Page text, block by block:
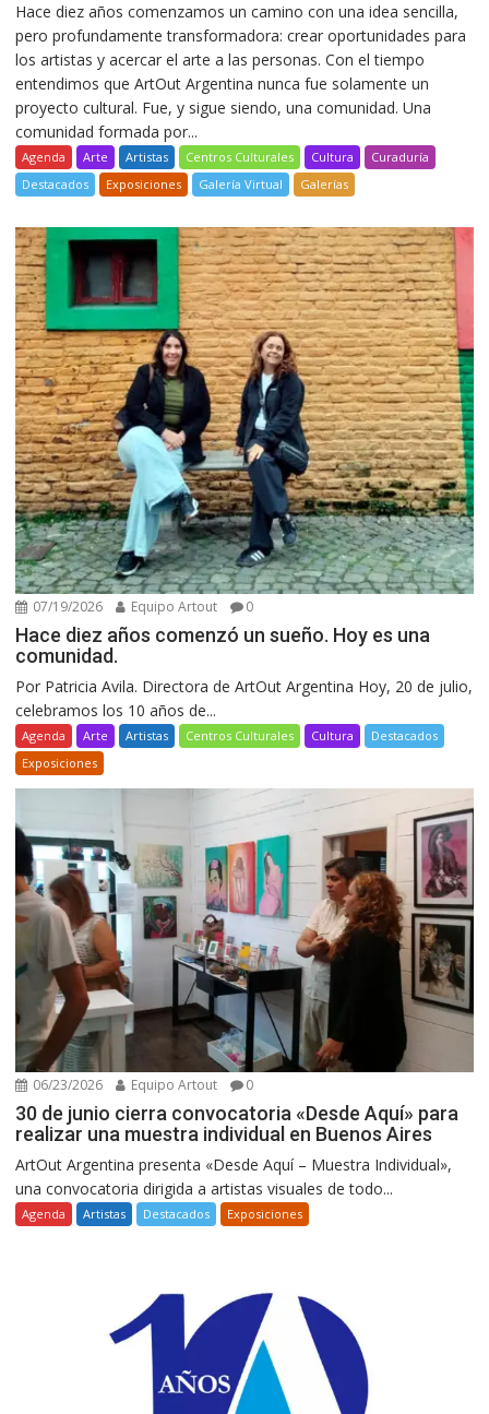
Hace diez años comenzamos un camino con una idea sencilla,
pero profundamente transformadora: crear oportunidades para
los artistas y acercar el arte a las personas. Con el tiempo
entendimos que ArtOut Argentina nunca fue solamente un
proyecto cultural. Fue, y sigue siendo, una comunidad. Una
comunidad formada por...
Agenda Arte Artistas Centros Culturales Cultura
Curaduría
Destacados
Exposiciones Galería Virtual Galerías
07/19/2026 Equipo Artout 0
Hace diez años comenzó un sueño. Hoy es una
comunidad.
Por Patricia Avila. Directora de ArtOut Argentina Hoy, 20 de julio,
celebramos los 10 años de...
Agenda Arte Artistas Centros Culturales Cultura
Destacados
Exposiciones
06/23/2026 Equipo Artout 0
30 de junio cierra convocatoria «Desde Aquí» para
realizar una muestra individual en Buenos Aires
ArtOut Argentina presenta «Desde Aquí – Muestra Individual»,
una convocatoria dirigida a artistas visuales de todo...
Agenda Artistas Destacados Exposiciones